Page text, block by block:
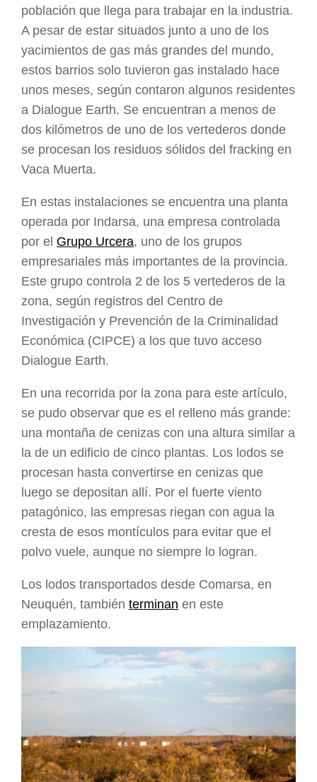
población que llega para trabajar en la industria.
A pesar de estar situados junto a uno de los
yacimientos de gas más grandes del mundo,
estos barrios solo tuvieron gas instalado hace
unos meses, según contaron algunos residentes
a Dialogue Earth. Se encuentran a menos de
dos kilómetros de uno de los vertederos donde
se procesan los residuos sólidos del fracking en
Vaca Muerta.
En estas instalaciones se encuentra una planta
operada por Indarsa, una empresa controlada
por el Grupo Urcera, uno de los grupos
empresariales más importantes de la provincia.
Este grupo controla 2 de los 5 vertederos de la
zona, según registros del Centro de
Investigación y Prevención de la Criminalidad
Económica (CIPCE) a los que tuvo acceso
Dialogue Earth.
En una recorrida por la zona para este artículo,
se pudo observar que es el relleno más grande:
una montaña de cenizas con una altura similar a
la de un edificio de cinco plantas. Los lodos se
procesan hasta convertirse en cenizas que
luego se depositan allí. Por el fuerte viento
patagónico, las empresas riegan con agua la
cresta de esos montículos para evitar que el
polvo vuele, aunque no siempre lo logran.
Los lodos transportados desde Comarsa, en
Neuquén, también terminan en este
emplazamiento.